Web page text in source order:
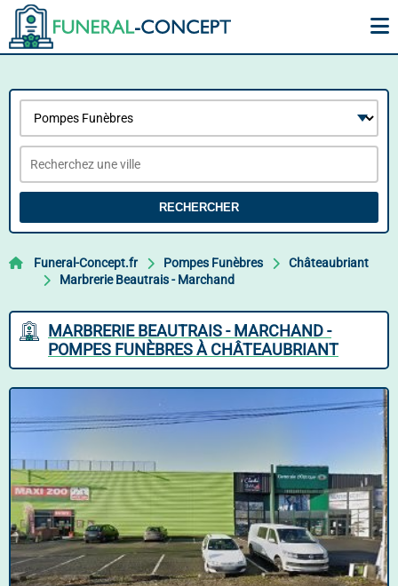
RECHERCHER
Funeral-Concept.fr Pompes Funèbres
Châteaubriant
Marbrerie Beautrais - Marchand
MARBRERIE BEAUTRAIS - MARCHAND -
POMPES FUNÈBRES À CHÂTEAUBRIANT